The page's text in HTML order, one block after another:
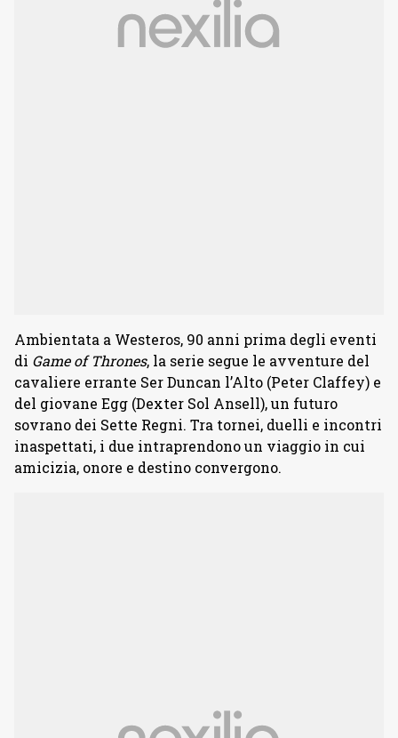
Ambientata a Westeros, 90 anni prima degli eventi
di Game of Thrones, la serie segue le avventure del
cavaliere errante Ser Duncan l’Alto (Peter Claffey) e
del giovane Egg (Dexter Sol Ansell), un futuro
sovrano dei Sette Regni. Tra tornei, duelli e incontri
inaspettati, i due intraprendono un viaggio in cui
amicizia, onore e destino convergono.